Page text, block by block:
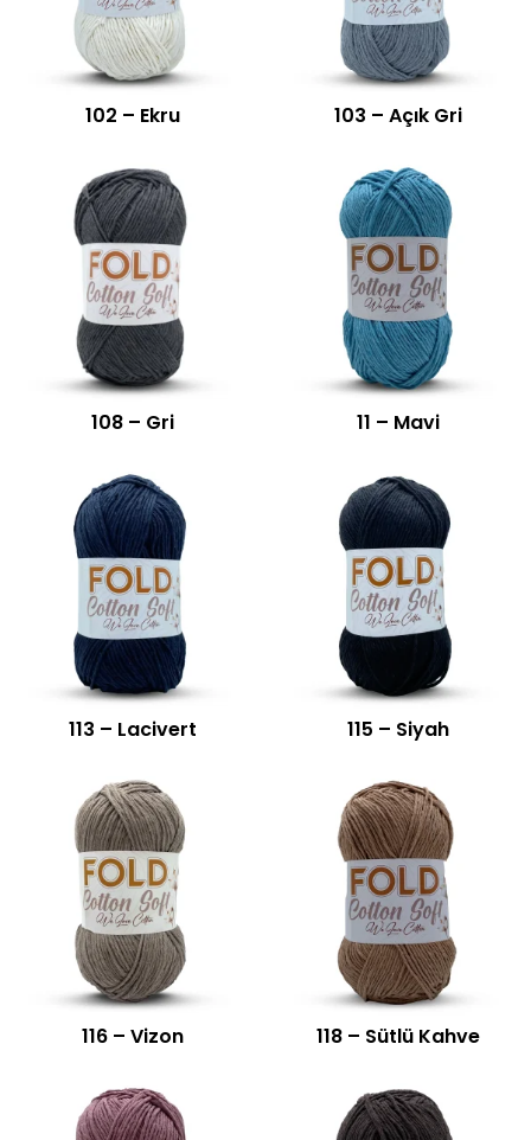
102 – Ekru 103 – Açık Gri
108 – Gri 11 – Mavi
113 – Lacivert 115 – Siyah
116 – Vizon 118 – Sütlü Kahve